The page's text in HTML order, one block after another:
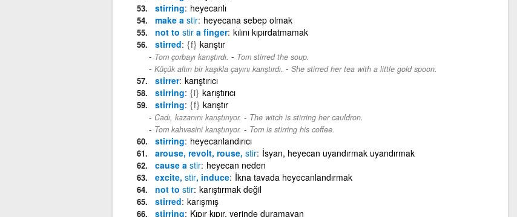
stirring heyecanlı
make a stir heyecana sebep olmak
not to stira finger kılını kıpırdatmamak
stirred {f} karıştır
Tom çorbayı karıştırdı. - Tom stirred the soup.
Küçük altın bir kaşıkla çayını karıştırdı. - She stirred her tea with a little gold spoon.
stirrer karıştırıcı
stirring {i} karıştırıcı
stirring {f} karıştır
Cadı, kazanını karıştırıyor. - The witch is stirring her cauldron.
Tom kahvesini karıştırıyor. - Tom is stirring his coffee.
stirring heyecanlandırıcı
arouse, revolt, rouse, stir İsyan, heyecan uyandırmak uyandırmak
cause a stir heyecan neden
excite, stir, induce İkna tavada heyecanlandırmak
not to stir karıştırmak değil
stirred karışmış
stirring Kıpır kıpır, yerinde duramayan